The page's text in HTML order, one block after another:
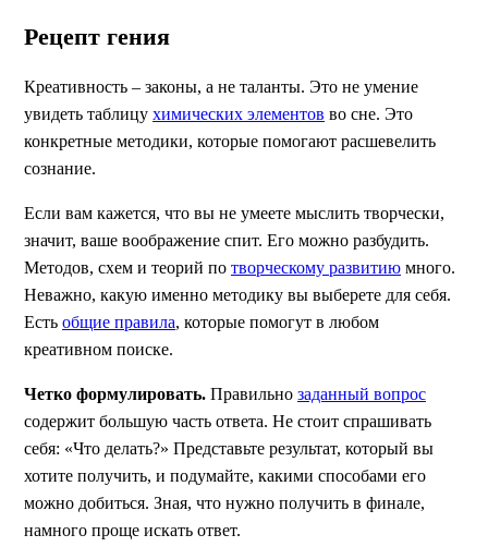
Рецепт гения
Креативность – законы, а не таланты. Это не умение
увидеть таблицу химических элементов во сне. Это
конкретные методики, которые помогают расшевелить
сознание.
Если вам кажется, что вы не умеете мыслить творчески,
значит, ваше воображение спит. Его можно разбудить.
Методов, схем и теорий по творческому развитию много.
Неважно, какую именно методику вы выберете для себя.
Есть общие правила, которые помогут в любом
креативном поиске.
Четко формулировать. Правильно заданный вопрос
содержит большую часть ответа. Не стоит спрашивать
себя: «Что делать?» Представьте результат, который вы
хотите получить, и подумайте, какими способами его
можно добиться. Зная, что нужно получить в финале,
намного проще искать ответ.